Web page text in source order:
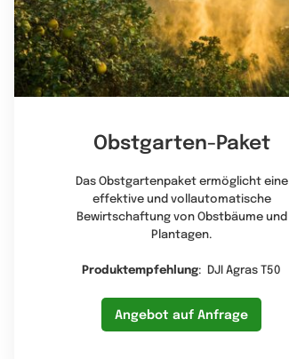
Obstgarten-Paket
Das Obstgartenpaket ermöglicht eine
effektive und vollautomatische
Bewirtschaftung von Obstbäume und
Plantagen.
Produktempfehlung: DJI Agras T50
Angebot auf Anfrage